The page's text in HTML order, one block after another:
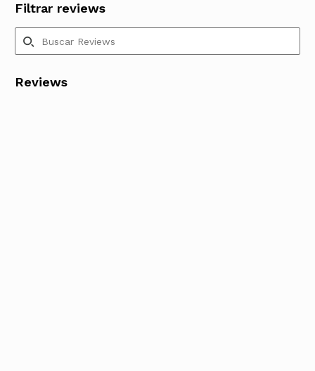
Filtrar reviews
Reviews